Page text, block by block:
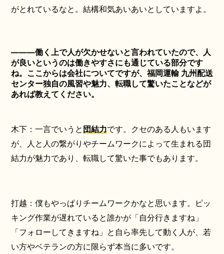
がとれているなと。結構和気あいあいとしていますよ。
―――働く上で人が欠かせないと言われていたので、人
が良いというのは働きやすさにも通じている部分です
ね。ここからは会社についてですが、福岡運輸 九州配送
センター独自の風習や魅力、転職して驚いたことなどが
あれば教えてください。
木下：一言でいうと団結力です。クセのある人もいます
が、人と人の繋がりやチームワークによって生まれる団
結力が魅力であり、転職して驚いた事でもあります。
打越：僕もやっぱりチームワークかなと思います。ピッ
キング作業が遅れていると誰かが「自分行きますね」
「フォローしてきますね」と自ら率先して動く人が、若
い方やベテランの方に限らず本当に多いです。